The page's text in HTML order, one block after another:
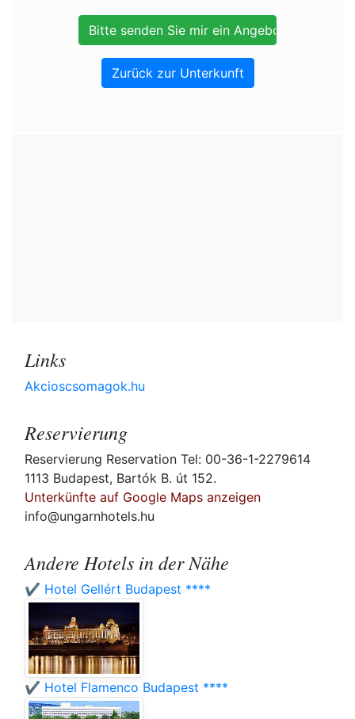
Zurück zur Unterkunft
Links
Akcioscsomagok.hu
Reservierung
Reservierung Reservation Tel: 00-36-1-2279614
1113 Budapest, Bartók B. út 152.
Unterkünfte auf Google Maps anzeigen
info@ungarnhotels.hu
Andere Hotels in der Nähe
✔️ Hotel Gellért Budapest ****
✔️ Hotel Flamenco Budapest ****